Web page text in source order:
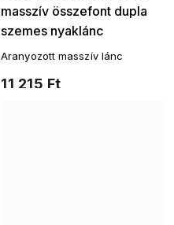
masszív összefont dupla
szemes nyaklánc
11 215 Ft
Aranyozott masszív lánc